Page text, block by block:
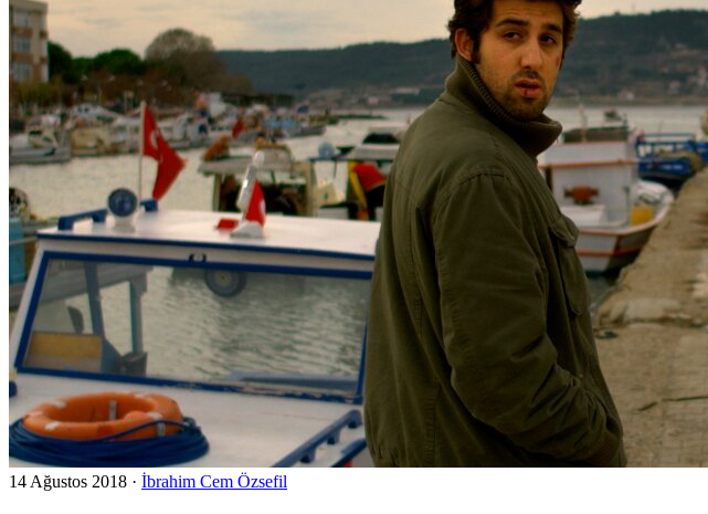
14 Ağustos 2018 · İbrahim Cem Özsefil